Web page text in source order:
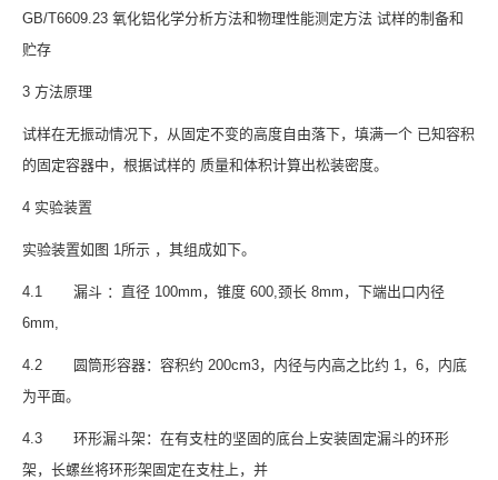
GB/T6609.23 氧化铝化学分析方法和物理性能测定方法 试样的制备和
贮存
3 方法原理
试样在无振动情况下，从固定不变的高度自由落下，填满一个 已知容积
的固定容器中，根据试样的 质量和体积计算出松装密度。
4 实验装置
实验装置如图 1所示 ，其组成如下。
4.1 漏斗 ：直径 100mm，锥度 600,颈长 8mm，下端出口内径
6mm,
4.2 圆筒形容器：容积约 200cm3，内径与内高之比约 1，6，内底
为平面。
4.3 环形漏斗架：在有支柱的坚固的底台上安装固定漏斗的环形
架，长螺丝将环形架固定在支柱上，并